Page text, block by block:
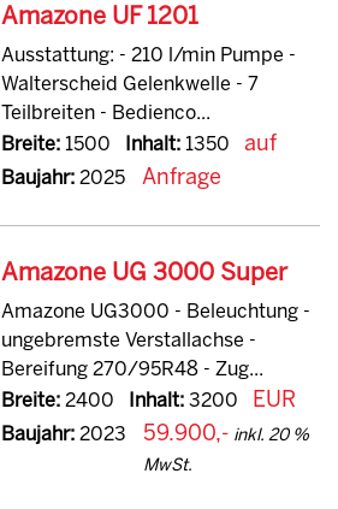
Amazone UF 1201
Ausstattung: - 210 l/min Pumpe -
Walterscheid Gelenkwelle - 7
Teilbreiten - Bedienco...
Breite:1500 Inhalt:1350
Baujahr:2025
auf
Anfrage
Amazone UG 3000 Super
Amazone UG3000 - Beleuchtung -
ungebremste Verstallachse -
Bereifung 270/95R48 - Zug...
Breite:2400 Inhalt:3200
Baujahr:2023
EUR
59.900,- inkl. 20 %
MwSt.